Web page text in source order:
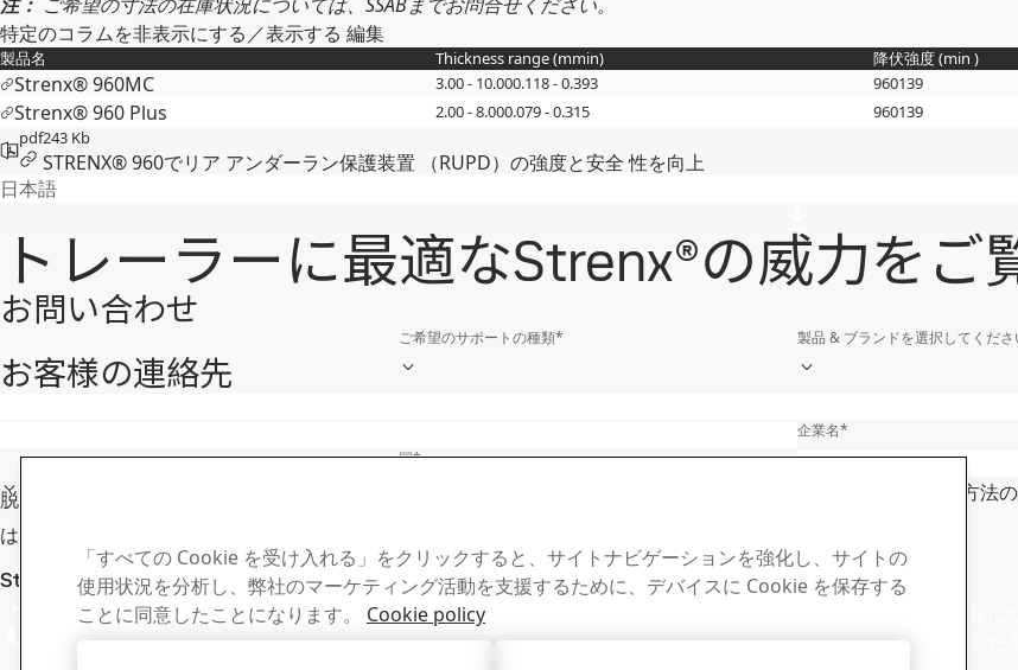
特定のコラムを非表示にする／表示する 編集
製品名 Thickness range (mmin) 降伏強度 (min )
Strenx® 960MC 3.00 - 10.000.118 - 0.393 960139
Strenx® 960 Plus 2.00 - 8.000.079 - 0.315 960139
pdf243 Kb
STRENX® 960でリア アンダーラン保護装置 （RUPD）の強度と安全 性を向上
日本語
トレーラーに最適なStrenx®の威力をご
お問い合わせ
ご希望のサポートの種類* 製品 & ブランドを選択してくださ
お客様の連絡先
企業名*
国* 都道府県*
脱炭素鋼関連情報に関するメール配信リストに追加してください
はい、SSABからのEメールのお知らせを希望します
個人データの処理方法
Strenx®に関するお問い合わせ
ご不明点や質問
Strenx® ニュースレターで
最新情報を入手
ニュースレターにご登録いただくと、業界の最
セールス
ートへお問い合わせくだ
「すべての Cookie を受け入れる」をクリックすると、サイトナビゲーションを強化し、サイトの
使用状況を分析し、弊社のマーケティング活動を支援するために、デバイスに Cookie を保存する
ことに同意したことになります。 Cookie policy